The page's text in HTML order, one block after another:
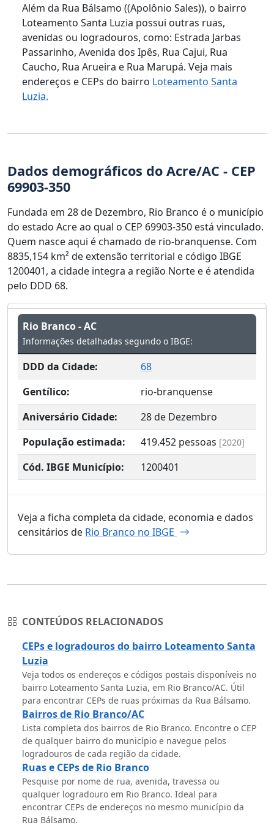
Além da Rua Bálsamo ((Apolônio Sales)), o bairro
Loteamento Santa Luzia possui outras ruas,
avenidas ou logradouros, como: Estrada Jarbas
Passarinho, Avenida dos Ipês, Rua Cajui, Rua
Caucho, Rua Arueira e Rua Marupá. Veja mais
endereços e CEPs do bairro Loteamento Santa
Luzia.
Dados demográficos do Acre/AC - CEP
69903-350
Fundada em 28 de Dezembro, Rio Branco é o município
do estado Acre ao qual o CEP 69903-350 está vinculado.
Quem nasce aqui é chamado de rio-branquense. Com
8835,154 km² de extensão territorial e código IBGE
1200401, a cidade integra a região Norte e é atendida
pelo DDD 68.
Rio Branco - AC
Informações detalhadas segundo o IBGE:
DDD da Cidade:
68
Gentílico:
rio-branquense
Aniversário Cidade:
28 de Dezembro
População estimada:
419.452 pessoas [2020]
Cód. IBGE Município: 1200401
Veja a ficha completa da cidade, economia e dados
censitários de Rio Branco no IBGE
CONTEÚDOS RELACIONADOS
CEPs e logradouros do bairro Loteamento Santa
Luzia
Veja todos os endereços e códigos postais disponíveis no
bairro Loteamento Santa Luzia, em Rio Branco/AC. Útil
para encontrar CEPs de ruas próximas da Rua Bálsamo.
Bairros de Rio Branco/AC
Lista completa dos bairros de Rio Branco. Encontre o CEP
de qualquer bairro do município e navegue pelos
logradouros de cada região da cidade.
Ruas e CEPs de Rio Branco
Pesquise por nome de rua, avenida, travessa ou
qualquer logradouro em Rio Branco. Ideal para
encontrar CEPs de endereços no mesmo município da
Rua Bálsamo.